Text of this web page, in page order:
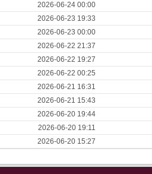
2026-06-24 00:00
2026-06-23 19:33
2026-06-23 00:00
2026-06-22 21:37
2026-06-22 19:27
2026-06-22 00:25
2026-06-21 16:31
2026-06-21 15:43
2026-06-20 19:44
2026-06-20 19:11
2026-06-20 15:27